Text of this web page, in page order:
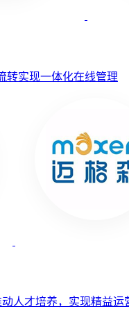
转实现一体化在线管理
人才培养，实现精益运